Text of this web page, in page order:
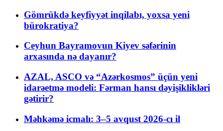
Gömrükdə keyfiyyət inqilabı, yoxsa yeni
bürokratiya?
Ceyhun Bayramovun Kiyev səfərinin
arxasında nə dayanır?
AZAL, ASCO və “Azərkosmos” üçün yeni
idarəetmə modeli: Fərman hansı dəyişiklikləri
gətirir?
Məhkəmə icmalı: 3–5 avqust 2026-cı il